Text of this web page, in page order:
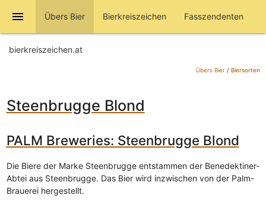
menu Übers Bier Bierkreiszeichen Fasszendenten
bierkreiszeichen.at
Übers Bier/ Biersorten
Steenbrugge Blond
PALM Breweries: Steenbrugge Blond
Die Biere der Marke Steenbrugge entstammen der Benedektiner-
Abtei aus Steenbrugge. Das Bier wird inzwischen von der Palm-
Brauerei hergestellt.